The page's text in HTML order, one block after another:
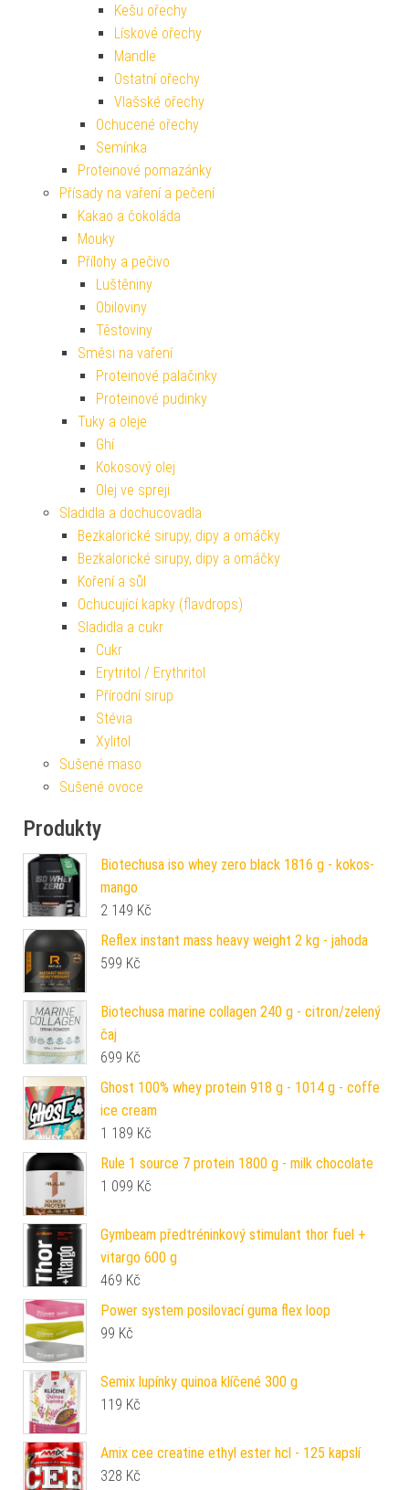
Kešu ořechy
Lískové ořechy
Mandle
Ostatní ořechy
Vlašské ořechy
Ochucené ořechy
Semínka
Proteinové pomazánky
Přísady na vaření a pečení
Kakao a čokoláda
Mouky
Přílohy a pečivo
Luštěniny
Obiloviny
Těstoviny
Směsi na vaření
Proteinové palačinky
Proteinové pudinky
Tuky a oleje
Ghí
Kokosový olej
Olej ve spreji
Sladidla a dochucovadla
Bezkalorické sirupy, dipy a omáčky
Bezkalorické sirupy, dipy a omáčky
Koření a sůl
Ochucující kapky (flavdrops)
Sladidla a cukr
Cukr
Erytritol / Erythritol
Přírodní sirup
Stévia
Xylitol
Sušené maso
Sušené ovoce
Produkty
Biotechusa iso whey zero black 1816 g - kokos-
mango
2 149 Kč
Reflex instant mass heavy weight 2 kg - jahoda
599 Kč
Biotechusa marine collagen 240 g - citron/zelený
čaj
699 Kč
Ghost 100% whey protein 918 g - 1014 g - coffe
ice cream
1 189 Kč
Rule 1 source 7 protein 1800 g - milk chocolate
1 099 Kč
Gymbeam předtréninkový stimulant thor fuel +
vitargo 600 g
469 Kč
Power system posilovací guma flex loop
99 Kč
Semix lupínky quinoa klíčené 300 g
119 Kč
Amix cee creatine ethyl ester hcl - 125 kapslí
328 Kč